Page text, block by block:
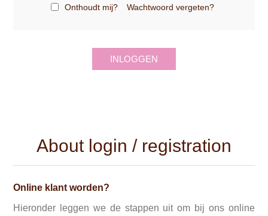
Onthoudt mij? Wachtwoord vergeten?
INLOGGEN
About login / registration
Online klant worden?
Hieronder leggen we de stappen uit om bij ons online